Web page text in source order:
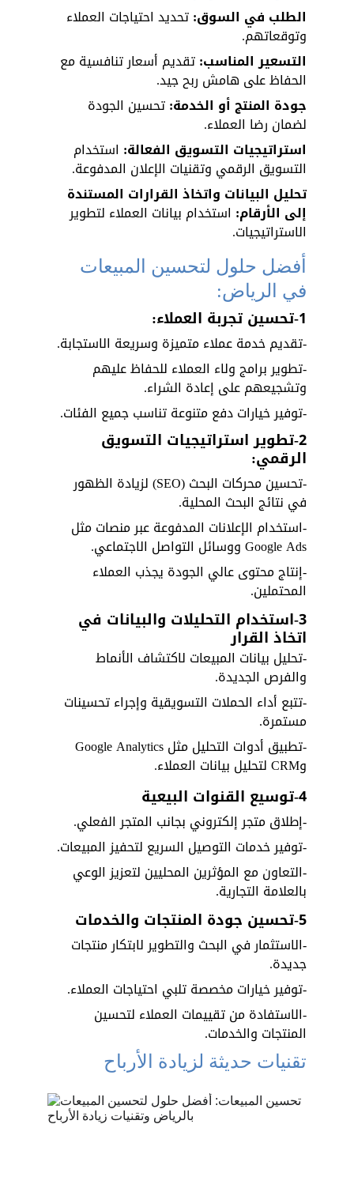
الطلب في السوق: تحديد احتياجات العملاء
وتوقعاتهم.
التسعير المناسب: تقديم أسعار تنافسية مع
الحفاظ على هامش ربح جيد.
جودة المنتج أو الخدمة: تحسين الجودة
لضمان رضا العملاء.
استراتيجيات التسويق الفعالة: استخدام
التسويق الرقمي وتقنيات الإعلان المدفوعة.
تحليل البيانات واتخاذ القرارات المستندة
إلى الأرقام: استخدام بيانات العملاء لتطوير
الاستراتيجيات.
أفضل حلول لتحسين المبيعات
في الرياض:
1-تحسين تجربة العملاء:
-تقديم خدمة عملاء متميزة وسريعة الاستجابة.
-تطوير برامج ولاء العملاء للحفاظ عليهم
وتشجيعهم على إعادة الشراء.
-توفير خيارات دفع متنوعة تناسب جميع الفئات.
2-تطوير استراتيجيات التسويق
الرقمي:
-تحسين محركات البحث (SEO) لزيادة الظهور
في نتائج البحث المحلية.
-استخدام الإعلانات المدفوعة عبر منصات مثل
Google Ads ووسائل التواصل الاجتماعي.
-إنتاج محتوى عالي الجودة يجذب العملاء
المحتملين.
3-استخدام التحليلات والبيانات في
اتخاذ القرار
-تحليل بيانات المبيعات لاكتشاف الأنماط
والفرص الجديدة.
-تتبع أداء الحملات التسويقية وإجراء تحسينات
مستمرة.
وCRM لتحليل بيانات العملاء.
4-توسيع القنوات البيعية
-إطلاق متجر إلكتروني بجانب المتجر الفعلي.
-توفير خدمات التوصيل السريع لتحفيز المبيعات.
-التعاون مع المؤثرين المحليين لتعزيز الوعي
بالعلامة التجارية.
5-تحسين جودة المنتجات والخدمات
-الاستثمار في البحث والتطوير لابتكار منتجات
جديدة.
-توفير خيارات مخصصة تلبي احتياجات العملاء.
-الاستفادة من تقييمات العملاء لتحسين
المنتجات والخدمات.
تقنيات حديثة لزيادة الأرباح